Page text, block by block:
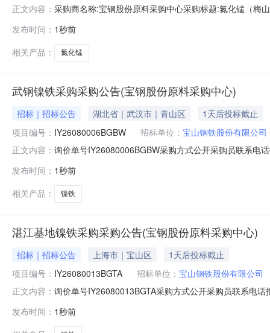
正文内容： 采购商名称:宝钢股份原料采购中心采购标题:氮化锰（梅
发布时间： 1秒前
相关产品：
氮化锰
武钢镍铁采购采购公告(宝钢股份原料采购中心)
招标｜招标公告 湖北省｜武汉市｜青山区
1天后投标截止
项目编号： IY26080006BGBW 招标单位： 宝山钢铁股份有限公司
正文内容： 询价单号IY26080006BGBW采购方式公开采购员联系电
保证金额度：300000.0元三、商务条款：定价说明：湿
发布时间： 1秒前
相关产品：
镍铁
湛江基地镍铁采购采购公告(宝钢股份原料采购中心)
招标｜招标公告 上海市｜宝山区
1天后投标截止
项目编号： IY26080013BGTA 招标单位： 宝山钢铁股份有限公司
正文内容： 询价单号IY26080013BGTA采购方式公开采购员联系电
300000.0元三、商务条款：定价说明：湿公吨。限价类
发布时间： 1秒前